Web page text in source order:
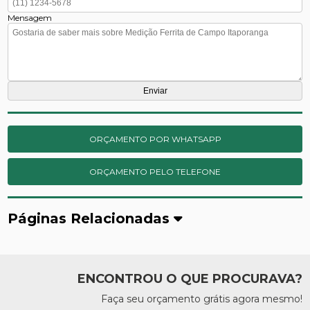
Mensagem
ORÇAMENTO POR WHATSAPP
ORÇAMENTO PELO TELEFONE
Páginas Relacionadas
ENCONTROU O QUE PROCURAVA?
Faça seu orçamento grátis agora mesmo!